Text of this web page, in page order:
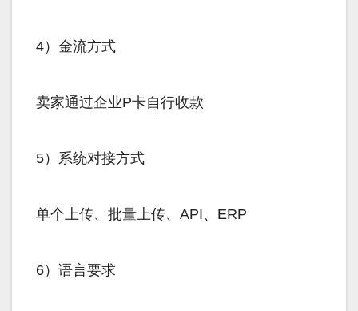
4）金流方式
卖家通过企业P卡自行收款
5）系统对接方式
单个上传、批量上传、API、ERP
6）语言要求